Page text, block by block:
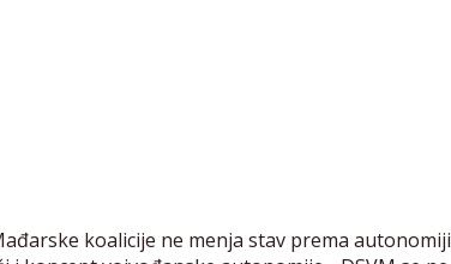
koalicije ne menja stav prema autonomiji